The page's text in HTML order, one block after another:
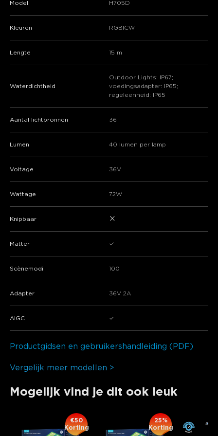
Model H705D
Kleuren RGBICW
Lengte 15 m
Waterdichtheid
Outdoor Lights: IP67;
voedingsadapter: IP65;
regeleenheid: IP65
Aantal lichtbronnen 36
Lumen 40 lumen per lamp
Voltage 36V
Wattage 72W
Knipbaar ×
Matter ✓
Scènemodi 100
Adapter 36V 2A
AIGC ✓
Productgidsen en gebruikershandleiding (PDF)
Vergelijk meer modellen >
Mogelijk vind je dit ook leuk
€50
Korting
25%
Korting